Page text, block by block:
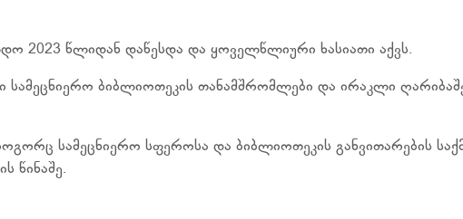
2023 წლიდან დაწესდა და ყოველწლიური ხასიათი აქვს.
ბიბლიოთეკის თანამშრომლები და ირაკლი
სამეცნიერო სფეროსა და ბიბლიოთეკის განვითარების
წინაშე.